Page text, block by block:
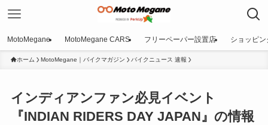
MotoMegane MotoMegane CARS フリーペーパー設置店 ショッピン
ホーム MotoMegane｜バイクマガジン バイクニュース 速報
インディアンファン必見イベント
『INDIAN RIDERS DAY JAPAN』の情報